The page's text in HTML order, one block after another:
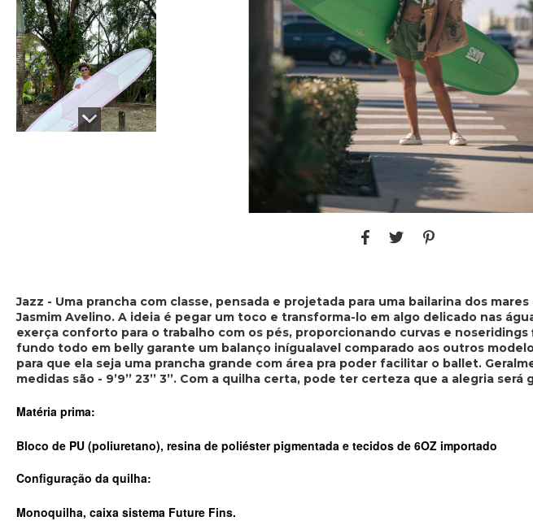
Jazz - Uma prancha com classe, pensada e projetada para uma bailarina dos mares
Jasmim Avelino. A ideia é pegar um toco e transforma-lo em algo delicado nas
exerça conforto para o trabalho com os pés, proporcionando curvas e noseridings
fundo todo em belly garante um balanço inígualavel comparado aos outros
para que ela seja uma prancha grande com área pra poder facilitar o ballet.
medidas são - 9’9’’ 23’’ 3’’. Com a quilha certa, pode ter certeza que a alegria será
Matéria prima:
Bloco de PU (poliuretano), resina de poliéster pigmentada e tecidos de 6OZ importado
Configuração da quilha:
Monoquilha, caixa sistema Future Fins.